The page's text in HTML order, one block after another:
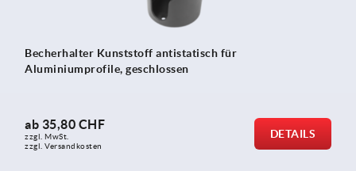
Becherhalter Kunststoff antistatisch für
Aluminiumprofile, geschlossen
ab 35,80 CHF
zzgl. MwSt.
zzgl. Versandkosten
DETAILS